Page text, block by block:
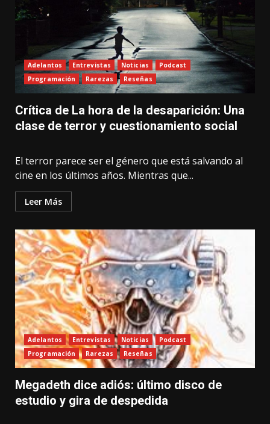
Adelantos Entrevistas Noticias
Podcast
Programación
Rarezas Reseñas
Crítica de La hora de la desaparición: Una
clase de terror y cuestionamiento social
El terror parece ser el género que está salvando al
cine en los últimos años. Mientras que...
Leer Más
Adelantos Entrevistas Noticias
Podcast
Programación
Rarezas Reseñas
Megadeth dice adiós: último disco de
estudio y gira de despedida